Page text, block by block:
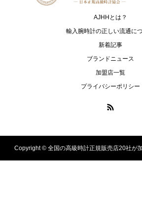
クエルボ・イ・ソブリノス
BULOVA
ブローバ
モーリス
TERRA
SEIKO
セイコー
CITIZEN
シチズン
AJHHとは？
輸入腕時計の正しい流通に
新着記事
ブランドニュース
加盟店一覧
プライバシーポリシー
Copyright © 全国の高級時計正規販売店20社が